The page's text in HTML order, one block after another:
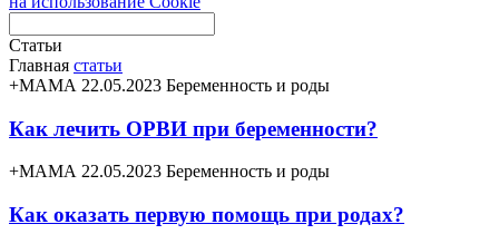
Статьи
Главная статьи
+МАМА 22.05.2023 Беременность и роды
Как лечить ОРВИ при беременности?
+МАМА 22.05.2023 Беременность и роды
Как оказать первую помощь при родах?